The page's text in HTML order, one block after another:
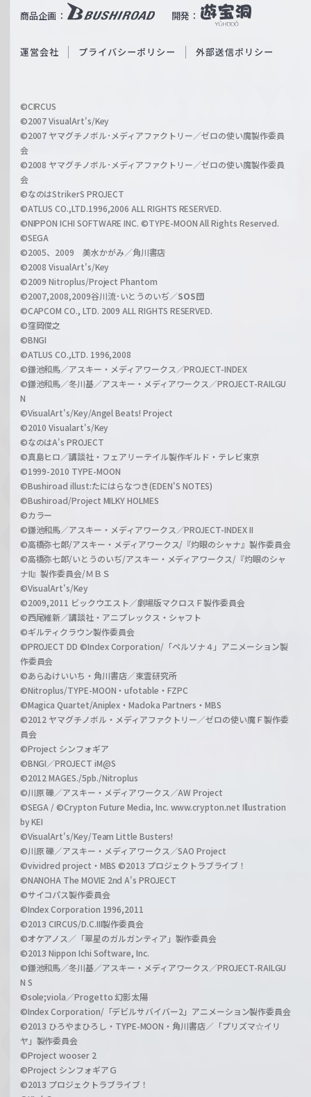
ß
c
a
r
z
商品企画： 開発：
b
O
i
l
h
a
n
l
運営会社 プライバシーポリシー 外部送信ポリシー
©CIRCUS
©2007 VisualArt's/Key
©2007 ヤマグチノボル･メディアファクトリー／ゼロの使い魔製作委員
会
©2008 ヤマグチノボル･メディアファクトリー／ゼロの使い魔製作委員
会
©なのはStrikerS PROJECT
©ATLUS CO.,LTD.1996,2006 ALL RIGHTS RESERVED.
©NIPPON ICHI SOFTWARE INC. ©TYPE-MOON All Rights Reserved.
©SEGA
©2005、2009 美水かがみ／角川書店
©2008 VisualArt's/Key
©2009 Nitroplus/Project Phantom
©2007,2008,2009谷川流･いとうのいぢ／SOS団
©CAPCOM CO., LTD. 2009 ALL RIGHTS RESERVED.
©窪岡俊之
©BNGI
©ATLUS CO.,LTD. 1996,2008
©鎌池和馬／アスキー・メディアワークス／PROJECT-INDEX
©鎌池和馬／冬川基／アスキー・メディアワークス／PROJECT-RAILGU
N
©VisualArt's/Key/Angel Beats! Project
©2010 Visualart's/Key
©なのはA's PROJECT
©真島ヒロ／講談社・フェアリーテイル製作ギルド・テレビ東京
©1999-2010 TYPE-MOON
©Bushiroad illust:たにはらなつき(EDEN'S NOTES)
©Bushiroad/Project MILKY HOLMES
©カラー
©鎌池和馬／アスキー・メディアワークス／PROJECT-INDEX II
©高橋弥七郎/アスキー・メディアワークス/『灼眼のシャナ』製作委員会
©高橋弥七郎/いとうのいぢ/アスキー・メディアワークス/『灼眼のシャ
ナII』製作委員会/ＭＢＳ
©VisualArt's/Key
©2009,2011 ビックウエスト／劇場版マクロスＦ製作委員会
©西尾維新／講談社・アニプレックス・シャフト
©ギルティクラウン製作委員会
©PROJECT DD ©Index Corporation/「ペルソナ４」アニメーション製
作委員会
©あらゐけいいち・角川書店／東雲研究所
©Nitroplus/TYPE-MOON・ufotable・FZPC
©Magica Quartet/Aniplex・Madoka Partners・MBS
©2012 ヤマグチノボル・メディアファクトリー／ゼロの使い魔Ｆ製作委
員会
©Project シンフォギア
©BNGI／PROJECT iM@S
©2012 MAGES./5pb./Nitroplus
©川原 礫／アスキー・メディアワークス／AW Project
©SEGA / ©Crypton Future Media, Inc. www.crypton.net Illustration
by KEI
©VisualArt's/Key/Team Little Busters!
©川原 礫／アスキー・メディアワークス／SAO Project
©vividred project・MBS ©2013 プロジェクトラブライブ！
©NANOHA The MOVIE 2nd A's PROJECT
©サイコパス製作委員会
©Index Corporation 1996,2011
©2013 CIRCUS/D.C.III製作委員会
©オケアノス／「翠星のガルガンティア」製作委員会
©2013 Nippon Ichi Software, Inc.
©鎌池和馬／冬川基／アスキー・メディアワークス／PROJECT-RAILGU
N S
©sole;viola／Progetto 幻影太陽
©Index Corporation/「デビルサバイバー2」アニメーション製作委員会
©2013 ひろやまひろし・TYPE-MOON・角川書店／「プリズマ☆イリ
ヤ」製作委員会
©Project wooser 2
©Project シンフォギアＧ
©2013 プロジェクトラブライブ！